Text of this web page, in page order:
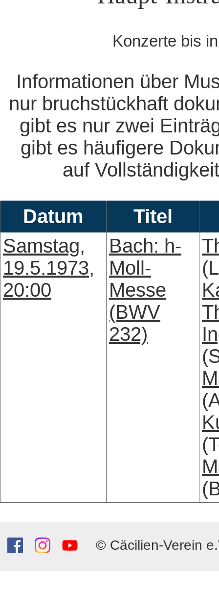
Konzerte bis
Informationen über
nur bruchstückhaft
gibt es nur zwei
gibt es häufigere
auf
Datum
Titel
Samstag,
19.5.1973,
20:00
Bach: h-
Moll-
Messe
(BWV
232)
© Cäcilien-Verein